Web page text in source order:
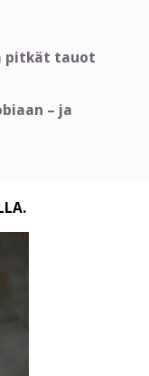
pitkät tauot
– ja